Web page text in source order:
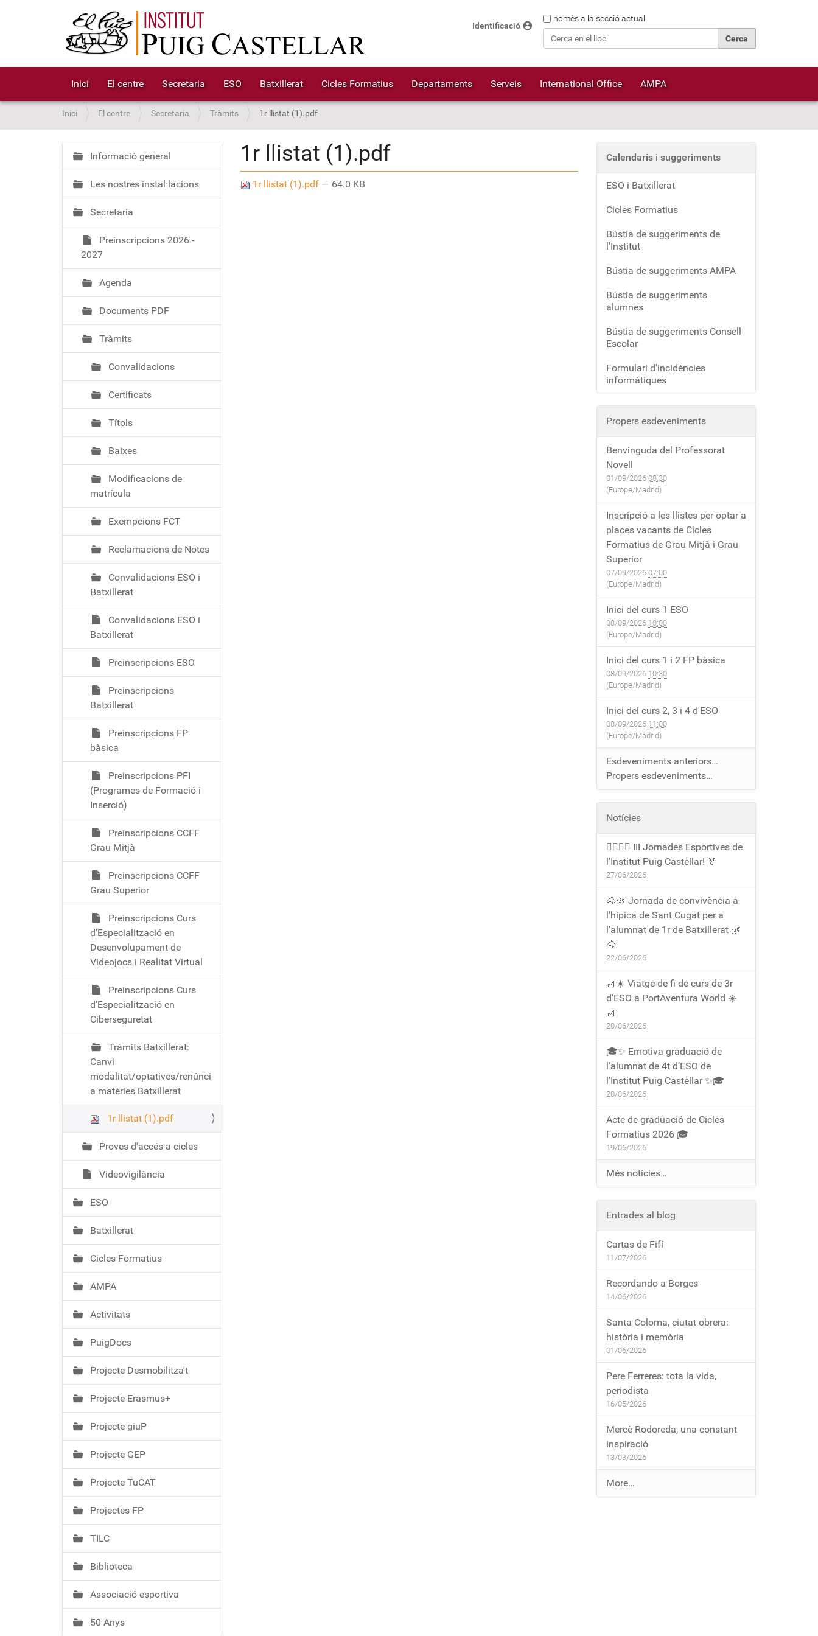
Cercanomés a la secció actual
Identificació account_circle
Inici El centre Secretaria ESO Batxillerat Cicles Formatius Departaments Serveis International Office AMPA
S
o
u
:
Inici El centre Secretaria Tràmits 1r llistat (1).pdf
1r llistat (1).pdf
1r llistat (1).pdf — 64.0 KB
N
a
v
e
g
a
Informació general
Les nostres instal·lacions
Secretaria
Preinscripcions 2026 -
2027
Agenda
Documents PDF
Tràmits
Convalidacions
Certificats
Títols
Baixes
Modificacions de
matrícula
Exempcions FCT
Reclamacions de Notes
Convalidacions ESO i
Batxillerat
Convalidacions ESO i
Batxillerat
Preinscripcions ESO
Preinscripcions
Batxillerat
Preinscripcions FP
bàsica
Preinscripcions PFI
(Programes de Formació i
Inserció)
Preinscripcions CCFF
Grau Mitjà
Preinscripcions CCFF
Grau Superior
Preinscripcions Curs
d'Especialització en
Desenvolupament de
Videojocs i Realitat Virtual
Preinscripcions Curs
d'Especialització en
Ciberseguretat
Tràmits Batxillerat:
Canvi
modalitat/optatives/renúnci
a matèries Batxillerat
1r llistat (1).pdf
Proves d'accés a cicles
Videovigilància
ESO
Batxillerat
Cicles Formatius
AMPA
Activitats
PuigDocs
Projecte Desmobilitza't
Projecte Erasmus+
Projecte giuP
Projecte GEP
Projecte TuCAT
Projectes FP
TILC
Biblioteca
Associació esportiva
50 Anys
Calendaris i suggeriments
ESO i Batxillerat
Cicles Formatius
Bústia de suggeriments de
l'Institut
Bústia de suggeriments AMPA
Bústia de suggeriments
alumnes
Bústia de suggeriments Consell
Escolar
Formulari d'incidències
informàtiques
Propers esdeveniments
Benvinguda del Professorat
Novell
01/09/2026 08:30
(Europe/Madrid)
Inscripció a les llistes per optar a
places vacants de Cicles
Formatius de Grau Mitjà i Grau
Superior
07/09/2026 07:00
(Europe/Madrid)
Inici del curs 1 ESO
08/09/2026 10:00
(Europe/Madrid)
Inici del curs 1 i 2 FP bàsica
08/09/2026 10:30
(Europe/Madrid)
Inici del curs 2, 3 i 4 d'ESO
08/09/2026 11:00
(Europe/Madrid)
Esdeveniments anteriors…
Propers esdeveniments…
Notícies
🏃‍♀️🏃‍♂️ III Jornades Esportives de
l'Institut Puig Castellar! 🏅
27/06/2026
🐴🌿 Jornada de convivència a
l’hípica de Sant Cugat per a
l’alumnat de 1r de Batxillerat 🌿
🐴
22/06/2026
🎢☀️ Viatge de fi de curs de 3r
d’ESO a PortAventura World ☀️
🎢
20/06/2026
🎓✨ Emotiva graduació de
l’alumnat de 4t d’ESO de
l’Institut Puig Castellar ✨🎓
20/06/2026
Acte de graduació de Cicles
Formatius 2026 🎓
19/06/2026
Més notícies…
Entrades al blog
Cartas de Fifí
11/07/2026
Recordando a Borges
14/06/2026
Santa Coloma, ciutat obrera:
història i memòria
01/06/2026
Pere Ferreres: tota la vida,
periodista
16/05/2026
Mercè Rodoreda, una constant
inspiració
13/03/2026
E
n
More…